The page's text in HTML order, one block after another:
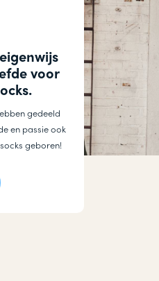
voor
gedeeld
en passie ook
geboren!